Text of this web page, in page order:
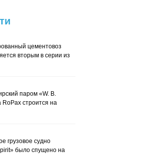
цементовоз
вторым в серии из
паром «W. B.
RoPax строится на
грузовое судно
было спущено на